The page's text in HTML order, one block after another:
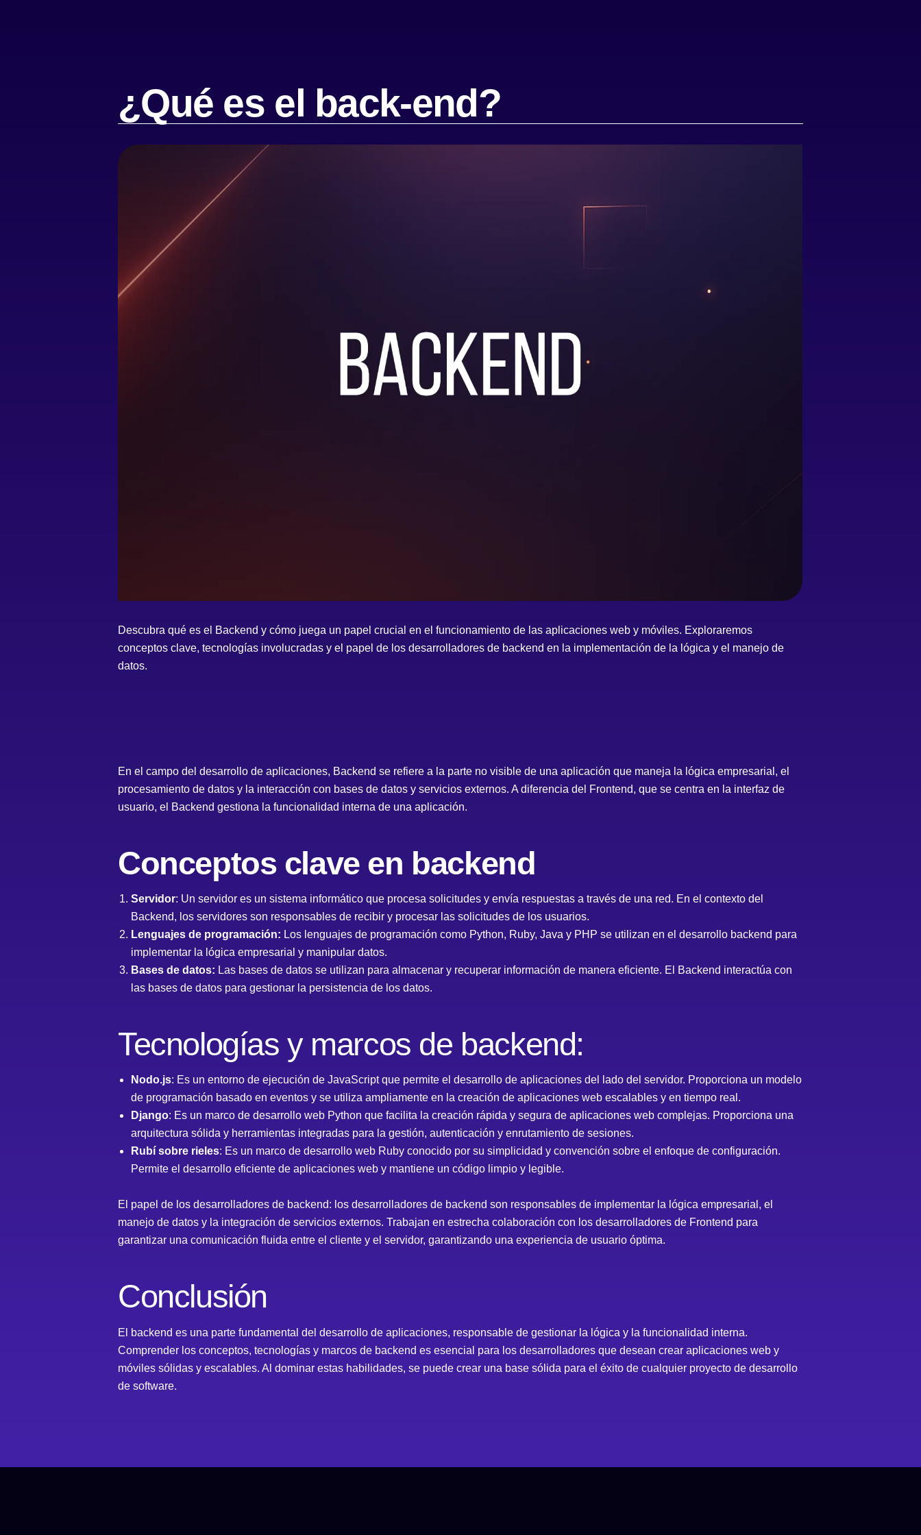
¿Qué es el back-end?
Descubra qué es el Backend y cómo juega un papel crucial en el funcionamiento de las aplicaciones web y móviles. Exploraremos
conceptos clave, tecnologías involucradas y el papel de los desarrolladores de backend en la implementación de la lógica y el manejo de
datos.
En el campo del desarrollo de aplicaciones, Backend se refiere a la parte no visible de una aplicación que maneja la lógica empresarial, el
procesamiento de datos y la interacción con bases de datos y servicios externos. A diferencia del Frontend, que se centra en la interfaz de
usuario, el Backend gestiona la funcionalidad interna de una aplicación.
Conceptos clave en backend
Servidor: Un servidor es un sistema informático que procesa solicitudes y envía respuestas a través de una red. En el contexto del
Backend, los servidores son responsables de recibir y procesar las solicitudes de los usuarios.
Lenguajes de programación: Los lenguajes de programación como Python, Ruby, Java y PHP se utilizan en el desarrollo backend para
implementar la lógica empresarial y manipular datos.
Bases de datos: Las bases de datos se utilizan para almacenar y recuperar información de manera eficiente. El Backend interactúa con
las bases de datos para gestionar la persistencia de los datos.
Tecnologías y marcos de backend:
Nodo.js: Es un entorno de ejecución de JavaScript que permite el desarrollo de aplicaciones del lado del servidor. Proporciona un modelo
de programación basado en eventos y se utiliza ampliamente en la creación de aplicaciones web escalables y en tiempo real.
Django: Es un marco de desarrollo web Python que facilita la creación rápida y segura de aplicaciones web complejas. Proporciona una
arquitectura sólida y herramientas integradas para la gestión, autenticación y enrutamiento de sesiones.
Rubí sobre rieles: Es un marco de desarrollo web Ruby conocido por su simplicidad y convención sobre el enfoque de configuración.
Permite el desarrollo eficiente de aplicaciones web y mantiene un código limpio y legible.
El papel de los desarrolladores de backend: los desarrolladores de backend son responsables de implementar la lógica empresarial, el
manejo de datos y la integración de servicios externos. Trabajan en estrecha colaboración con los desarrolladores de Frontend para
garantizar una comunicación fluida entre el cliente y el servidor, garantizando una experiencia de usuario óptima.
Conclusión
El backend es una parte fundamental del desarrollo de aplicaciones, responsable de gestionar la lógica y la funcionalidad interna.
Comprender los conceptos, tecnologías y marcos de backend es esencial para los desarrolladores que desean crear aplicaciones web y
móviles sólidas y escalables. Al dominar estas habilidades, se puede crear una base sólida para el éxito de cualquier proyecto de desarrollo
de software.